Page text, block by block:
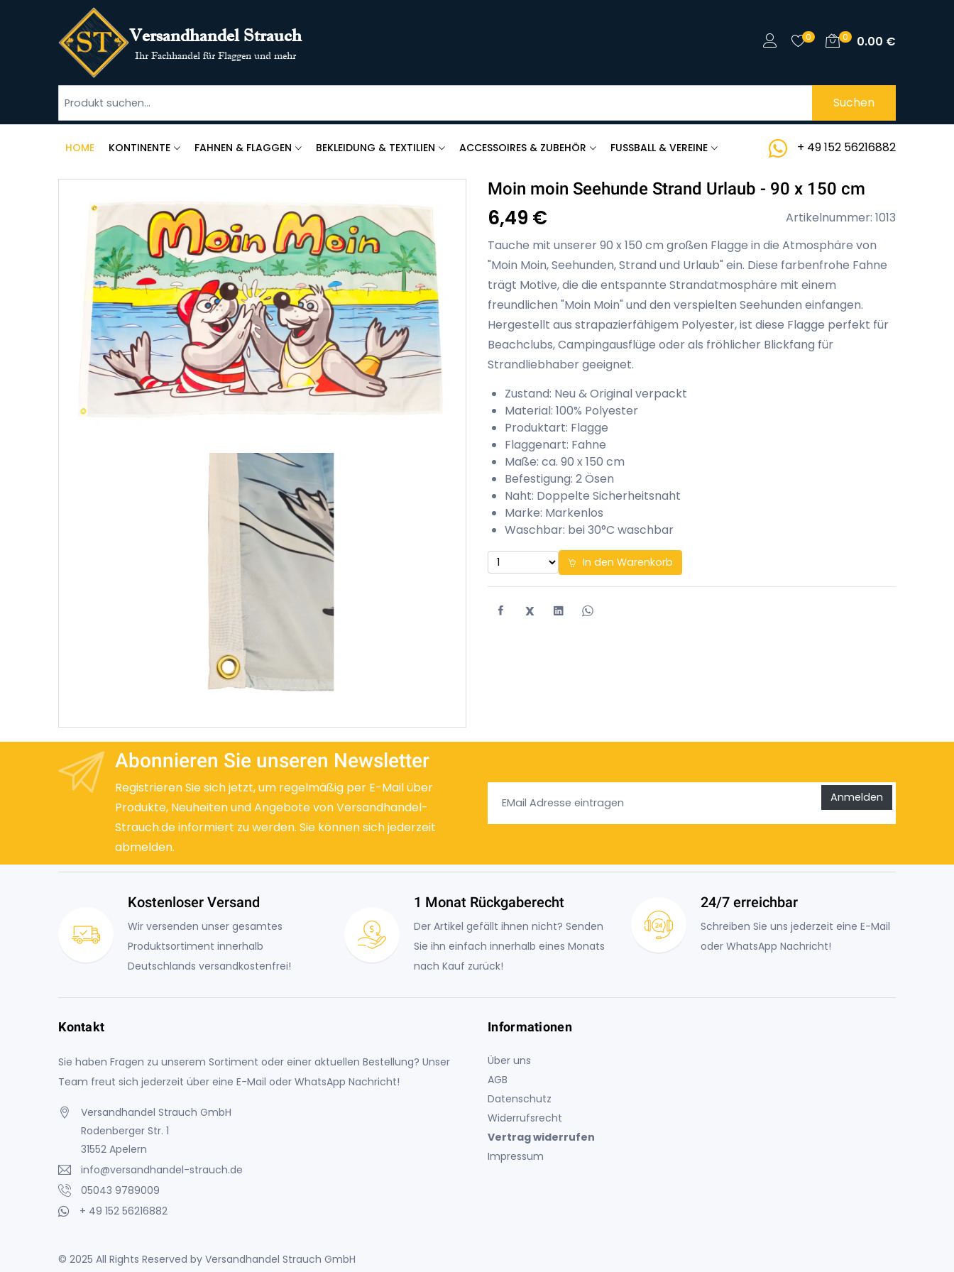
Versandhandel Strauch
Ihr Fachhandel für Flaggen und mehr
0 0 0.00 €
Suchen
HOME KONTINENTE FAHNEN & FLAGGEN BEKLEIDUNG & TEXTILIEN ACCESSOIRES & ZUBEHÖR FUSSBALL & VEREINE + 49 152 56216882
Moin moin Seehunde Strand Urlaub - 90 x 150 cm
6,49 €
Artikelnummer: 1013
Tauche mit unserer 90 x 150 cm großen Flagge in die Atmosphäre von
"Moin Moin, Seehunden, Strand und Urlaub" ein. Diese farbenfrohe Fahne
trägt Motive, die die entspannte Strandatmosphäre mit einem
freundlichen "Moin Moin" und den verspielten Seehunden einfangen.
Hergestellt aus strapazierfähigem Polyester, ist diese Flagge perfekt für
Beachclubs, Campingausflüge oder als fröhlicher Blickfang für
Strandliebhaber geeignet.
Zustand: Neu & Original verpackt
Material: 100% Polyester
Produktart: Flagge
Flaggenart: Fahne
Maße: ca. 90 x 150 cm
Befestigung: 2 Ösen
Naht: Doppelte Sicherheitsnaht
Marke: Markenlos
Waschbar: bei 30°C waschbar
In den Warenkorb
X
Abonnieren Sie unseren Newsletter
Registrieren Sie sich jetzt, um regelmäßig per E-Mail über
Produkte, Neuheiten und Angebote von Versandhandel-
Strauch.de informiert zu werden. Sie können sich jederzeit
abmelden.
Anmelden
Kostenloser Versand
Wir versenden unser gesamtes
Produktsortiment innerhalb
Deutschlands versandkostenfrei!
1 Monat Rückgaberecht
Der Artikel gefällt ihnen nicht? Senden
Sie ihn einfach innerhalb eines Monats
nach Kauf zurück!
24/7 erreichbar
Schreiben Sie uns jederzeit eine E-Mail
oder WhatsApp Nachricht!
Kontakt
Sie haben Fragen zu unserem Sortiment oder einer aktuellen Bestellung? Unser
Team freut sich jederzeit über eine E-Mail oder WhatsApp Nachricht!
Versandhandel Strauch GmbH
Rodenberger Str. 1
31552 Apelern
info@versandhandel-strauch.de
05043 9789009
+ 49 152 56216882
Informationen
Über uns
AGB
Datenschutz
Widerrufsrecht
Vertrag widerrufen
Impressum
© 2025 All Rights Reserved by Versandhandel Strauch GmbH